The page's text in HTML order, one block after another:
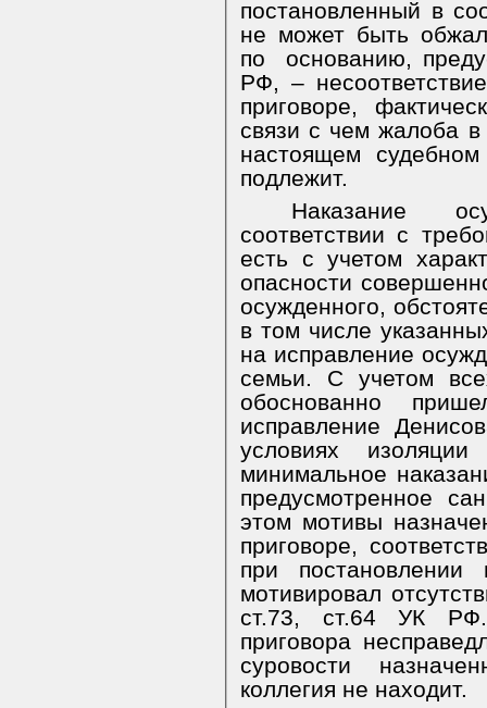
постановленный в
не может быть
по
основанию,
РФ, –
приговоре,
связи с чем жалоба
настоящем
подлежит.
Наказание
соответствии с
есть с учетом
опасности
осужденного,
в том числе
на исправление
семьи. С учетом
обоснованно
исправление
условиях
изоляции
минимальное
предусмотренное
этом мотивы
приговоре,
при постановлении
мотивировал
ст.73, ст.64 УК
приговора
суровости
коллегия не находит.